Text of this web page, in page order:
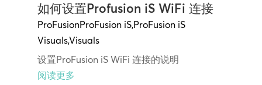
如何设置Profusion iS WiFi 连接
ProFusionProFusion iS,ProFusion iS
Visuals,Visuals
设置ProFusion iS WiFi 连接的说明
阅读更多